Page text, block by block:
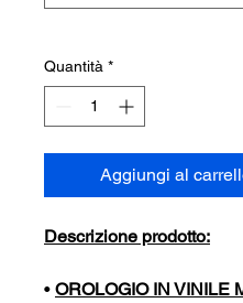
Quantità *
Aggiungi al
Descrizione prodotto:
• OROLOGIO IN VINILE